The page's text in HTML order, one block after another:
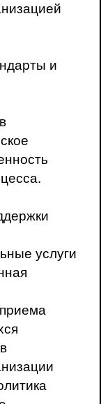
и
услуги